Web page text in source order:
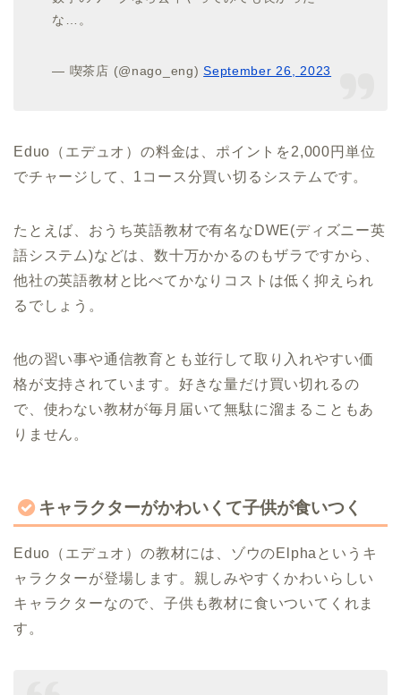
な…。
— 喫茶店 (@nago_eng)September 26, 2023
Eduo（エデュオ）の料金は、ポイントを2,000円単位
でチャージして、1コース分買い切るシステムです。
たとえば、おうち英語教材で有名なDWE(ディズニー英
語システム)などは、数十万かかるのもザラですから、
他社の英語教材と比べてかなりコストは低く抑えられ
るでしょう。
他の習い事や通信教育とも並行して取り入れやすい価
格が支持されています。好きな量だけ買い切れるの
で、使わない教材が毎月届いて無駄に溜まることもあ
りません。
キャラクターがかわいくて子供が食いつく
Eduo（エデュオ）の教材には、ゾウのElphaというキ
ャラクターが登場します。親しみやすくかわいらしい
キャラクターなので、子供も教材に食いついてくれま
す。